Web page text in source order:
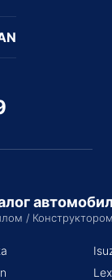
/